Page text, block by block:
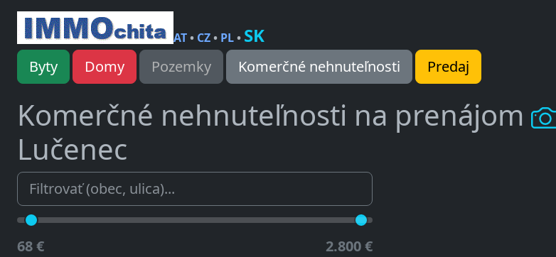
AT• CZ• PL• SK
Byty Domy Pozemky Komerčné nehnuteľnosti Predaj
Komerčné nehnuteľnosti na prenájom
Lučenec
68 € 2.800 €